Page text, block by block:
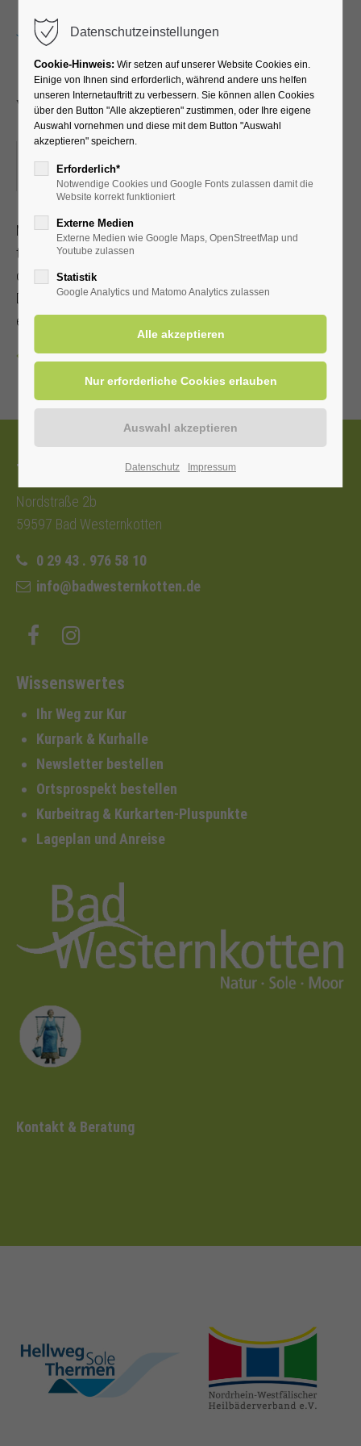
Yoga
ORT: KURHALLE
Mit Achtsamkeit und Selbstliebe zu Gelassenheit, Ruhe und
tiefer Selbsterfahrung gelangen. Bei gutem Wetter findet
der 60-Minuten-Kurs im Kurpark statt. Bitte bringen Sie eine
Decke und ein Getränk mit. Bitte ¼ Std. vor Beginn
einfinden. Mit Kur-/Einwohnerkarte 7,00 €, ohne 10,00 €
Zurück
Tourist-Information
Nordstraße 2b
59597 Bad Westernkotten
0 29 43 . 976 58 10
info@badwesternkotten.de
Wissenswertes
Ihr Weg zur Kur
Kurpark & Kurhalle
Newsletter bestellen
Ortsprospekt bestellen
Kurbeitrag & Kurkarten-Pluspunkte
Lageplan und Anreise
Kontakt & Beratung
hellweg-sole-
thermen.de
heilbaeder.de
Datenschutzeinstellungen
Cookie-Hinweis: Wir setzen auf unserer Website Cookies ein.
Einige von Ihnen sind erforderlich, während andere uns helfen
unseren Internetauftritt zu verbessern. Sie können allen Cookies
über den Button "Alle akzeptieren" zustimmen, oder Ihre eigene
Auswahl vornehmen und diese mit dem Button "Auswahl
akzeptieren" speichern.
Erforderlich*
Notwendige Cookies und Google Fonts zulassen damit die
Website korrekt funktioniert
Externe Medien
Externe Medien wie Google Maps, OpenStreetMap und
Youtube zulassen
Statistik
Google Analytics und Matomo Analytics zulassen
Datenschutz Impressum